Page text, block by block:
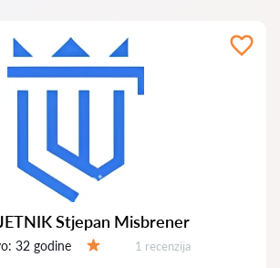
Stjepan Misbrener
32 godine Recenzija:
1 recenzija